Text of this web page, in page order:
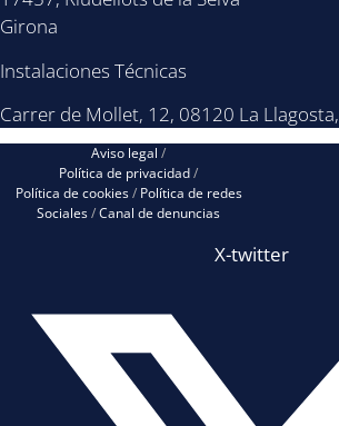
Girona
Instalaciones Técnicas
Carrer de Mollet, 12, 08120 La
Aviso legal /
Política de privacidad/
Política de cookies/Política de redes
Sociales/Canal de denuncias
X-twitter